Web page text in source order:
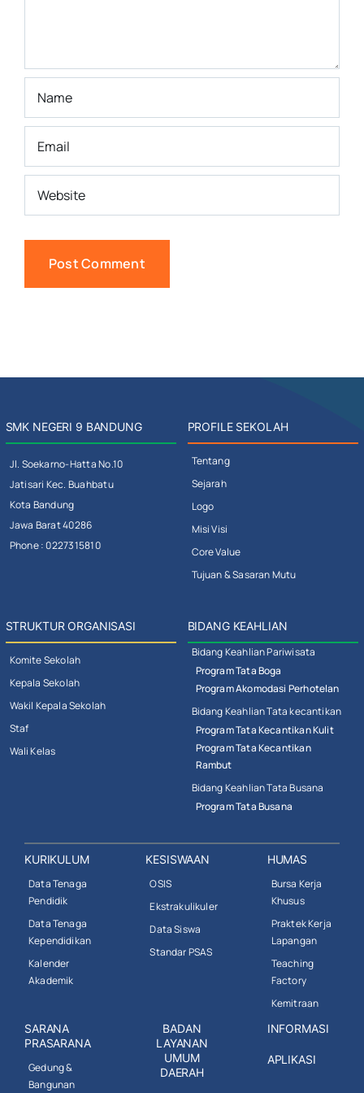
SMK NEGERI 9 BANDUNG
Jl. Soekarno-Hatta No.10
Jatisari Kec. Buahbatu
Kota Bandung
Jawa Barat 40286
Phone : 0227315810
PROFILE SEKOLAH
Tentang
Sejarah
Logo
Misi Visi
Core Value
Tujuan & Sasaran Mutu
STRUKTUR ORGANISASI
Komite Sekolah
Kepala Sekolah
Wakil Kepala Sekolah
Staf
Wali Kelas
BIDANG KEAHLIAN
Bidang Keahlian Pariwisata
Program Tata Boga
Program Akomodasi Perhotelan
Bidang Keahlian Tata kecantikan
Program Tata Kecantikan Kulit
Program Tata Kecantikan
Rambut
Bidang Keahlian Tata Busana
Program Tata Busana
KURIKULUM
Data Tenaga
Pendidik
Data Tenaga
Kependidikan
Kalender
Akademik
KESISWAAN
OSIS
Ekstrakulikuler
Data Siswa
Standar PSAS
HUMAS
Bursa Kerja
Khusus
Praktek Kerja
Lapangan
Teaching
Factory
Kemitraan
SARANA
PRASARANA
Gedung &
Bangunan
BADAN
LAYANAN
UMUM
DAERAH
INFORMASI
APLIKASI